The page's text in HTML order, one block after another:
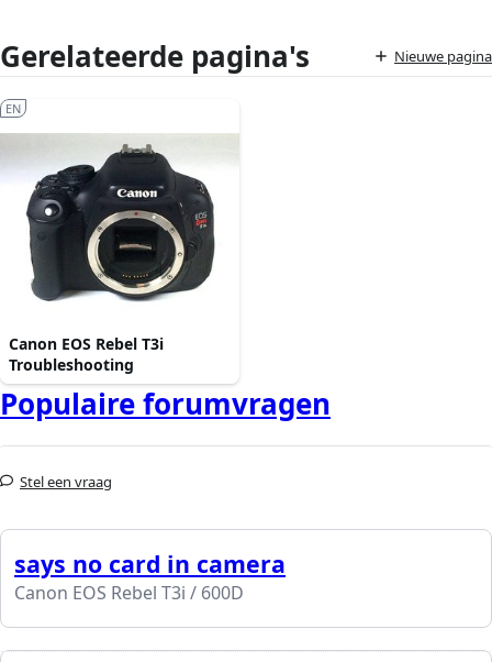
Gerelateerde pagina's Nieuwe pagina
Canon EOS Rebel T3i
Troubleshooting
EN
Populaire forumvragen
Stel een vraag
says no card in camera
Canon EOS Rebel T3i / 600D